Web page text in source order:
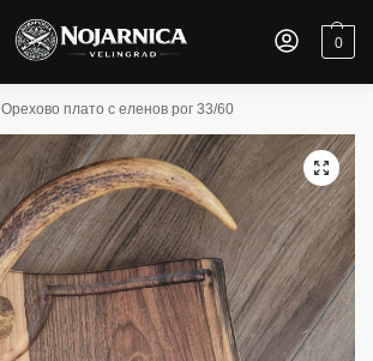
0
Орехово плато с еленов рог 33/60